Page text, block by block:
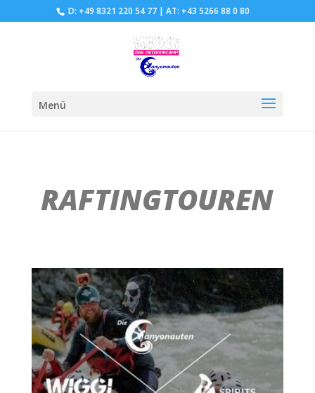
D: +49 8321 220 54 77| AT: +43 5266 88 0 80
Menü
RAFTINGTOUREN